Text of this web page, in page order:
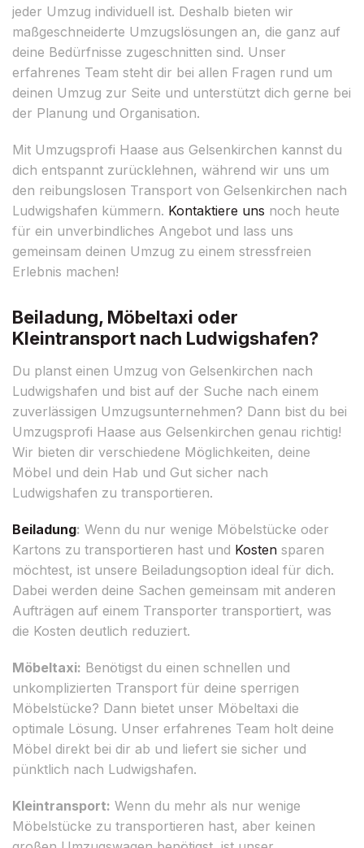
jeder Umzug individuell ist. Deshalb bieten wir
maßgeschneiderte Umzugslösungen an, die ganz auf
deine Bedürfnisse zugeschnitten sind. Unser
erfahrenes Team steht dir bei allen Fragen rund um
deinen Umzug zur Seite und unterstützt dich gerne bei
der Planung und Organisation.
Mit Umzugsprofi Haase aus Gelsenkirchen kannst du
dich entspannt zurücklehnen, während wir uns um
den reibungslosen Transport von Gelsenkirchen nach
Ludwigshafen kümmern. Kontaktiere uns noch heute
für ein unverbindliches Angebot und lass uns
gemeinsam deinen Umzug zu einem stressfreien
Erlebnis machen!
Beiladung, Möbeltaxi oder
Kleintransport nach Ludwigshafen?
Du planst einen Umzug von Gelsenkirchen nach
Ludwigshafen und bist auf der Suche nach einem
zuverlässigen Umzugsunternehmen? Dann bist du bei
Umzugsprofi Haase aus Gelsenkirchen genau richtig!
Wir bieten dir verschiedene Möglichkeiten, deine
Möbel und dein Hab und Gut sicher nach
Ludwigshafen zu transportieren.
Beiladung: Wenn du nur wenige Möbelstücke oder
Kartons zu transportieren hast und Kosten sparen
möchtest, ist unsere Beiladungsoption ideal für dich.
Dabei werden deine Sachen gemeinsam mit anderen
Aufträgen auf einem Transporter transportiert, was
die Kosten deutlich reduziert.
Möbeltaxi: Benötigst du einen schnellen und
unkomplizierten Transport für deine sperrigen
Möbelstücke? Dann bietet unser Möbeltaxi die
optimale Lösung. Unser erfahrenes Team holt deine
Möbel direkt bei dir ab und liefert sie sicher und
pünktlich nach Ludwigshafen.
Kleintransport: Wenn du mehr als nur wenige
Möbelstücke zu transportieren hast, aber keinen